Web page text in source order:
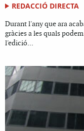
REDACCIÓ DIRECTA
Durant l'any que ara
gràcies a les quals
l'edició...